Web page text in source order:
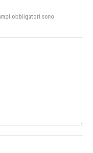
obbligatori sono